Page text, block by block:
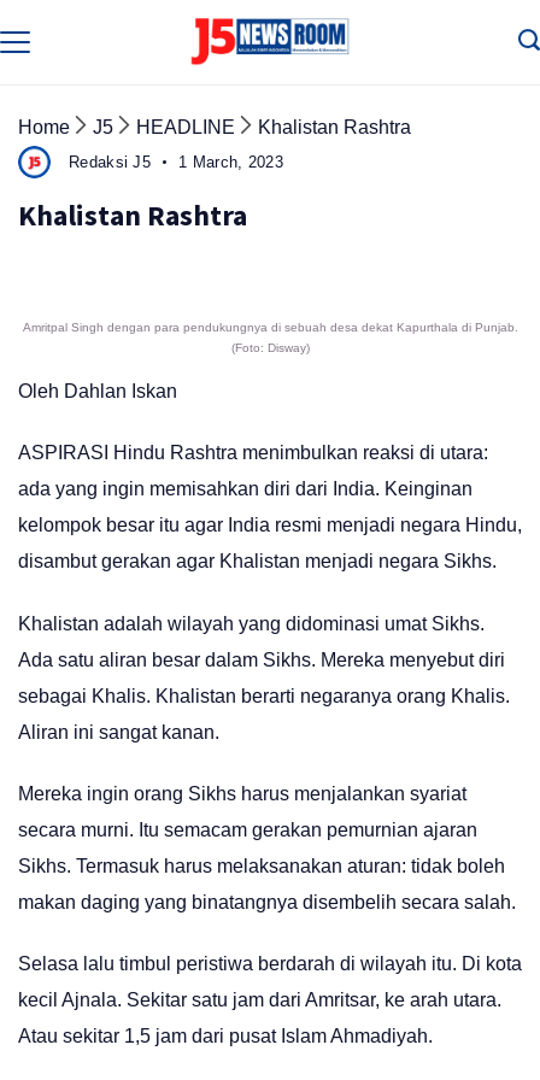
to
Home J5 HEADLINE Khalistan Rashtra
Redaksi J5 1 March, 2023
Khalistan Rashtra
Amritpal Singh dengan para pendukungnya di sebuah desa dekat Kapurthala di Punjab.
(Foto: Disway)
Oleh Dahlan Iskan
ASPIRASI Hindu Rashtra menimbulkan reaksi di utara:
ada yang ingin memisahkan diri dari India. Keinginan
kelompok besar itu agar India resmi menjadi negara Hindu,
disambut gerakan agar Khalistan menjadi negara Sikhs.
Khalistan adalah wilayah yang didominasi umat Sikhs.
Ada satu aliran besar dalam Sikhs. Mereka menyebut diri
sebagai Khalis. Khalistan berarti negaranya orang Khalis.
Aliran ini sangat kanan.
Mereka ingin orang Sikhs harus menjalankan syariat
secara murni. Itu semacam gerakan pemurnian ajaran
Sikhs. Termasuk harus melaksanakan aturan: tidak boleh
makan daging yang binatangnya disembelih secara salah.
Selasa lalu timbul peristiwa berdarah di wilayah itu. Di kota
kecil Ajnala. Sekitar satu jam dari Amritsar, ke arah utara.
Atau sekitar 1,5 jam dari pusat Islam Ahmadiyah.